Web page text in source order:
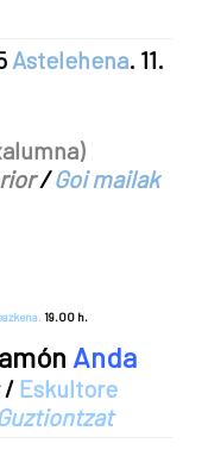
Astelehena. 11.
/Goi mailak
19.00 h.
Anda
/ Eskultore